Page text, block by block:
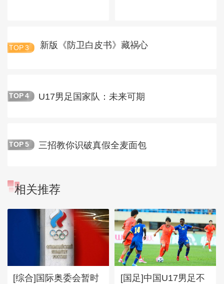
TOP 3 新版《防卫白皮书》藏祸心
TOP 4 U17男足国家队：未来可期
TOP 5 三招教你识破真假全麦面包
相关推荐
[综合]国际奥委会暂时
[国足]中国U17男足不